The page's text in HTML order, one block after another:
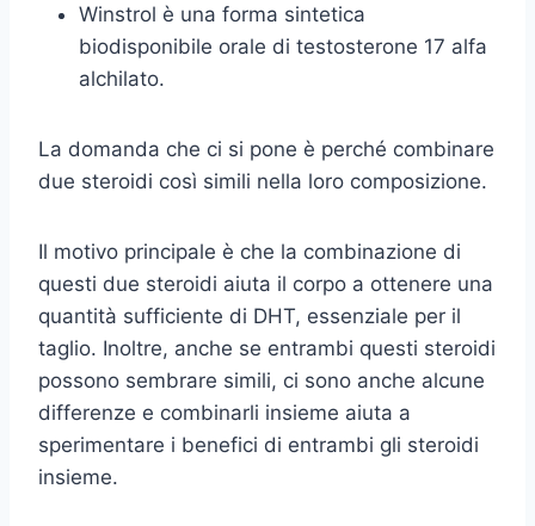
Winstrol è una forma sintetica
biodisponibile orale di testosterone 17 alfa
alchilato.
La domanda che ci si pone è perché combinare
due steroidi così simili nella loro composizione.
Il motivo principale è che la combinazione di
questi due steroidi aiuta il corpo a ottenere una
quantità sufficiente di DHT, essenziale per il
taglio. Inoltre, anche se entrambi questi steroidi
possono sembrare simili, ci sono anche alcune
differenze e combinarli insieme aiuta a
sperimentare i benefici di entrambi gli steroidi
insieme.